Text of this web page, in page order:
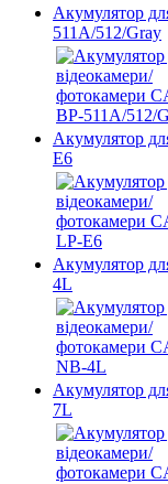
Акумулятор
511A/512/Gray
Акумулятор
E6
Акумулятор
4L
Акумулятор
7L